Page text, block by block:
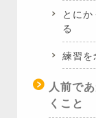
とに
る
練習を
人前で
くこと